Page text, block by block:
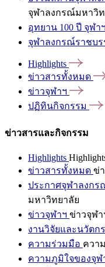
จุฬาลงกรณ์มหาวิ
อุทยาน 100 ปี จุฬาฯ
จุฬาลงกรณ์ราชบ
Highlights
ข่าวสารทั้งหมด
ข่าวจุฬาฯ
ปฏิทินกิจกรรม
ข่าวสารและกิจกรรม
Highlights
ข่าวสารทั้งหมด ข่
ประกาศจุฬาลงก
มหาวิทยาลัย
ข่าวจุฬาฯ ข่าวจุฬา
งานวิจัยและนวัตก
ความร่วมมือ ควา
ความภูมิใจของจุฬ